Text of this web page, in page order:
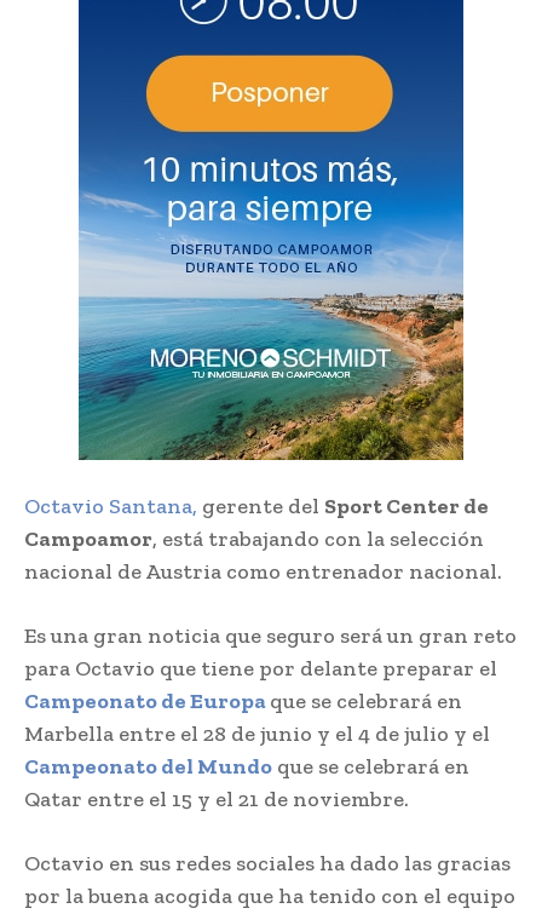
Octavio Santana, gerente del Sport Center de
Campoamor, está trabajando con la selección
nacional de Austria como entrenador nacional.
Es una gran noticia que seguro será un gran reto
para Octavio que tiene por delante preparar el
Campeonato de Europaque se celebrará en
Marbella entre el 28 de junio y el 4 de julio y el
Campeonato del Mundo que se celebrará en
Qatar entre el 15 y el 21 de noviembre.
Octavio en sus redes sociales ha dado las gracias
por la buena acogida que ha tenido con el equipo